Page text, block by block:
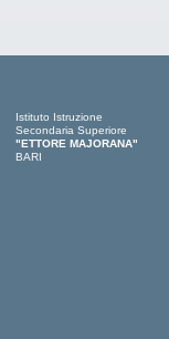
Istituto Istruzione
Secondaria Superiore
"ETTORE MAJORANA"
BARI